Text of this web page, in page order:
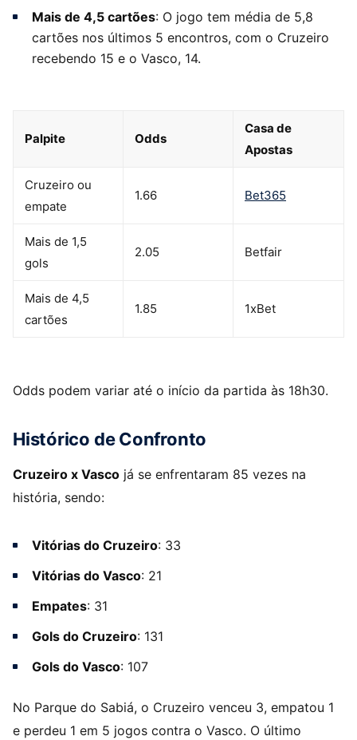
Mais de 4,5 cartões: O jogo tem média de 5,8
cartões nos últimos 5 encontros, com o Cruzeiro
recebendo 15 e o Vasco, 14.
Palpite Odds
Casa de
Apostas
Cruzeiro ou
empate
1.66 Bet365
Mais de 1,5
gols
2.05 Betfair
Mais de 4,5
cartões
1.85 1xBet
Odds podem variar até o início da partida às 18h30.
Histórico de Confronto
Cruzeiro x Vasco já se enfrentaram 85 vezes na
história, sendo:
Vitórias do Cruzeiro: 33
Vitórias do Vasco: 21
Empates: 31
Gols do Cruzeiro: 131
Gols do Vasco: 107
No Parque do Sabiá, o Cruzeiro venceu 3, empatou 1
e perdeu 1 em 5 jogos contra o Vasco. O último